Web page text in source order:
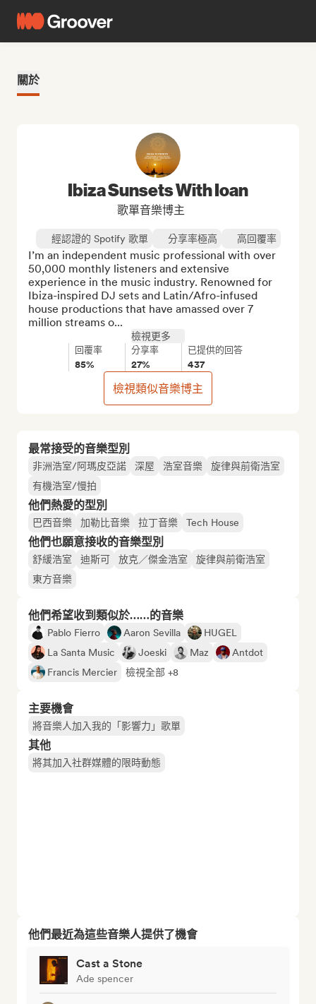
關於
最常接受的音樂型別
非洲浩室/阿瑪皮亞諾 深屋 浩室音樂
旋律與前衛浩室
有機浩室/慢拍
他們熱愛的型別
巴西音樂 加勒比音樂 拉丁音樂 Tech House
他們也願意接收的音樂型別
舒緩浩室 迪斯可 放克／傑金浩室
旋律與前衛浩室
東方音樂
他們希望收到類似於……的音樂
Pablo Fierro Aaron Sevilla
HUGEL
La Santa Music
Joeski Maz
Antdot
Francis Mercier
檢視全部 +8
主要機會
將音樂人加入我的「影響力」歌單
其他
將其加入社群媒體的限時動態
他們最近為這些音樂人提供了機會
Cast a Stone
Ade spencer
Ibiza Sunsets With Ioan
歌單音樂博主
經認證的 Spotify 歌單 分享率極高 高回覆率
I’m an independent music professional with over
50,000 monthly listeners and extensive
experience in the music industry. Renowned for
Ibiza-inspired DJ sets and Latin/Afro-infused
house productions that have amassed over 7
million streams o...
檢視更多
回覆率
85%
分享率
27%
已提供的回答
437
檢視類似音樂博主